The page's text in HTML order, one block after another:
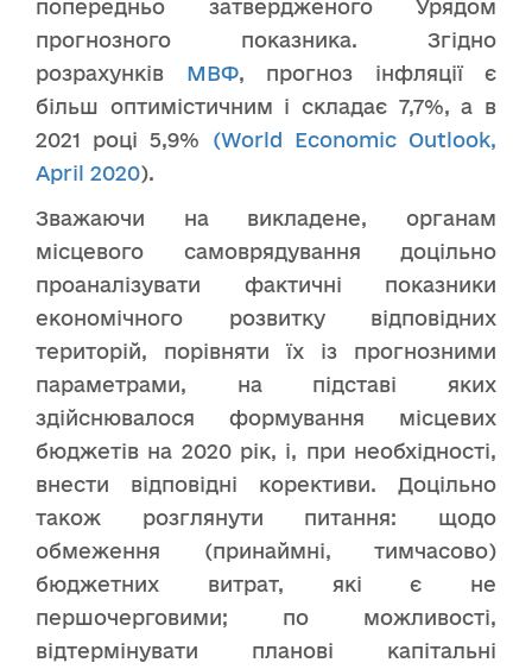
попередньо затвердженого Урядом
прогнозного показника. Згідно
розрахунків МВФ, прогноз інфляції є
більш оптимістичним і складає 7,7%, а в
2021 році 5,9% (World Economic Outlook,
April 2020).
Зважаючи на викладене, органам
місцевого самоврядування доцільно
проаналізувати фактичні показники
економічного розвитку відповідних
територій, порівняти їх із прогнозними
параметрами, на підставі яких
здійснювалося формування місцевих
бюджетів на 2020 рік, і, при необхідності,
внести відповідні корективи. Доцільно
також розглянути питання: щодо
обмеження (принаймні, тимчасово)
бюджетних витрат, які є не
першочерговими; по можливості,
відтермінувати планові капітальні